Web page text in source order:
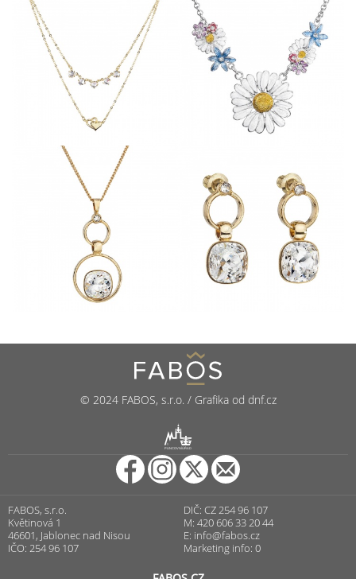
© 2024 FABOS, s.r.o. / Grafika od dnf.cz
PUNCOVNÍ ÚŘAD
FABOS, s.r.o.
Květinová 1
46601, Jablonec nad Nisou
IČO: 254 96 107
DIČ: CZ 254 96 107
M: 420 606 33 20 44
E: info@fabos.cz
Marketing info: 0